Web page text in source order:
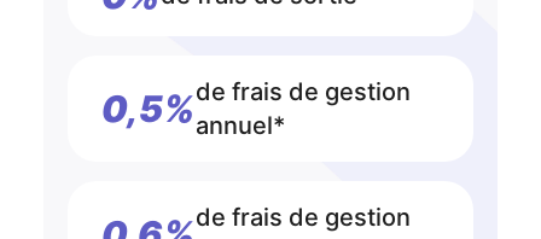
0,5%de frais de gestion
annuel*
de frais de gestion